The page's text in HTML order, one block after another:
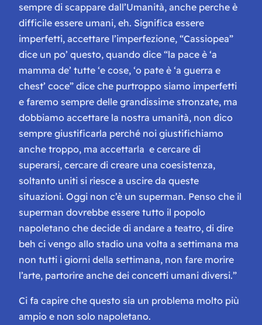
sempre di scappare dall’Umanità, anche perche è
difficile essere umani, eh. Significa essere
imperfetti, accettare l’imperfezione, “Cassiopea”
dice un po’ questo, quando dice “la pace è ‘a
mamma de’ tutte ‘e cose, ‘o pate è ‘a guerra e
chest’ coce” dice che purtroppo siamo imperfetti
e faremo sempre delle grandissime stronzate, ma
dobbiamo accettare la nostra umanità, non dico
sempre giustificarla perché noi giustifichiamo
anche troppo, ma accettarla e cercare di
superarsi, cercare di creare una coesistenza,
soltanto uniti si riesce a uscire da queste
situazioni. Oggi non c’è un superman. Penso che il
superman dovrebbe essere tutto il popolo
napoletano che decide di andare a teatro, di dire
beh ci vengo allo stadio una volta a settimana ma
non tutti i giorni della settimana, non fare morire
l’arte, partorire anche dei concetti umani diversi.”
Ci fa capire che questo sia un problema molto più
ampio e non solo napoletano.